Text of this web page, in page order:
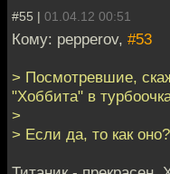
#55 | 01.04.12 00:51
Кому: pepperov, #53
> Посмотревшие,
"Хоббита" в
>
> Если да, то как оно?